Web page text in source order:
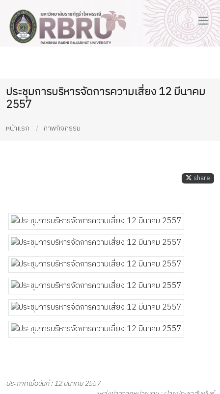
ประชุมการบริหารจัดการความเสี่ยง 12 มีนาคม
2557
หน้าแรก ภาพกิจกรรม
share
ประกาศเมื่อวันที่ : 12 มีนาคม 2557